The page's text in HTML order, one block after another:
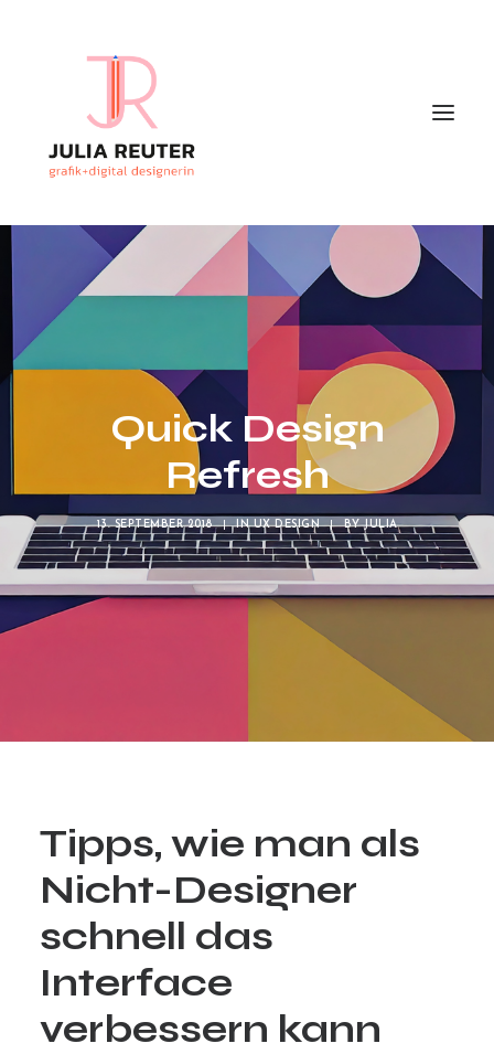
Quick Design
Refresh
13. SEPTEMBER 2018 | INUX DESIGN | BYJULIA
Tipps, wie man als
Nicht-Designer
schnell das
Interface
verbessern kann